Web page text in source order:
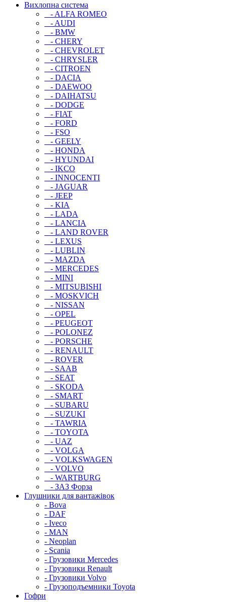
Вихлопна система
- ALFA ROMEO
- AUDI
- BMW
- CHERY
- CHEVROLET
- CHRYSLER
- CITROEN
- DACIA
- DAEWOO
- DAIHATSU
- DODGE
- FIAT
- FORD
- FSO
- GEELY
- HONDA
- HYUNDAI
- IKCO
- INNOCENTI
- JAGUAR
- JEEP
- KIA
- LADA
- LANCIA
- LAND ROVER
- LEXUS
- LUBLIN
- MAZDA
- MERCEDES
- MINI
- MITSUBISHI
- MOSKVICH
- NISSAN
- OPEL
- PEUGEOT
- POLONEZ
- PORSCHE
- RENAULT
- ROVER
- SAAB
- SEAT
- SKODA
- SMART
- SUBARU
- SUZUKI
- TAWRIA
- TOYOTA
- UAZ
- VOLGA
- VOLKSWAGEN
- VOLVO
- WARTBURG
- ЗАЗ Форза
Глушники для вантажівок
- Bova
- DAF
- Iveco
- MAN
- Neoplan
- Scania
- Грузовики Mercedes
- Грузовики Renault
- Грузовики Volvo
- Грузоподъемники Toyota
Гофри